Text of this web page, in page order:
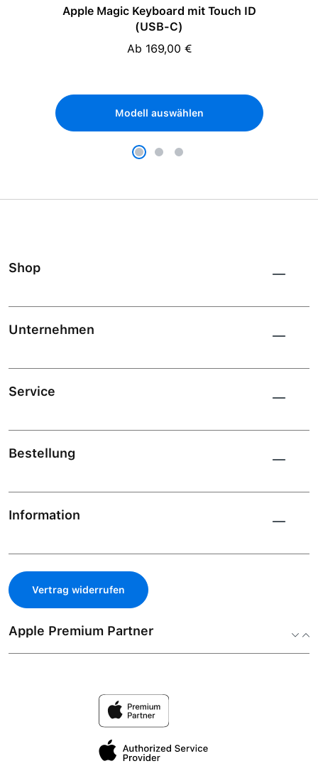
Apple Magic Keyboard mit Touch ID
(USB-C)
Regulärer Preis:
Ab 169,00 €
Modell auswählen
Shop
Unternehmen
Service
Bestellung
Information
Vertrag widerrufen
Apple Premium Partner